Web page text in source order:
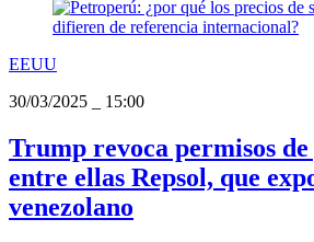
EEUU
30/03/2025
15:00
Trump revoca permisos
entre ellas Repsol, que
venezolano